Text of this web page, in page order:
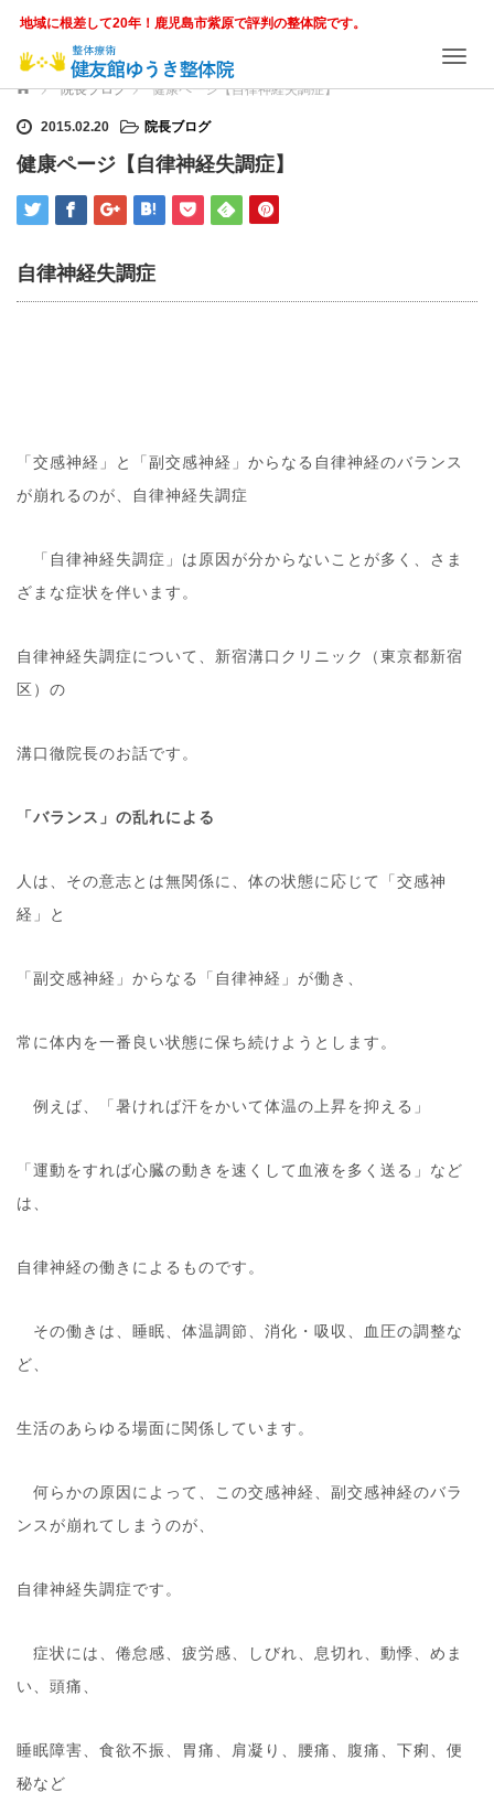
地域に根差して20年！鹿児島市紫原で評判の整体院です。
T
a
ホーム 院長ブログ 健康ページ【自律神経失調症】
2015.02.20 院長ブログ
健康ページ【自律神経失調症】
自律神経失調症
「交感神経」と「副交感神経」からなる自律神経のバランス
が崩れるのが、自律神経失調症
「自律神経失調症」は原因が分からないことが多く、さま
ざまな症状を伴います。
自律神経失調症について、新宿溝口クリニック（東京都新宿
区）の
溝口徹院長のお話です。
「バランス」の乱れによる
人は、その意志とは無関係に、体の状態に応じて「交感神
経」と
「副交感神経」からなる「自律神経」が働き、
常に体内を一番良い状態に保ち続けようとします。
例えば、「暑ければ汗をかいて体温の上昇を抑える」
「運動をすれば心臓の動きを速くして血液を多く送る」など
は、
自律神経の働きによるものです。
その働きは、睡眠、体温調節、消化・吸収、血圧の調整な
ど、
生活のあらゆる場面に関係しています。
何らかの原因によって、この交感神経、副交感神経のバラ
ンスが崩れてしまうのが、
自律神経失調症です。
症状には、倦怠感、疲労感、しびれ、息切れ、動悸、めま
い、頭痛、
睡眠障害、食欲不振、胃痛、肩凝り、腰痛、腹痛、下痢、便
秘など